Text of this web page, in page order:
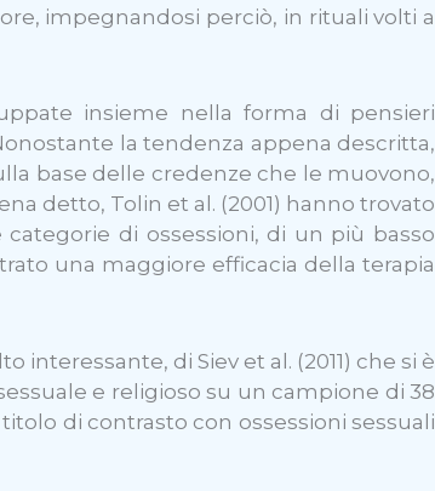
impegnandosi perciò, in rituali volti a
insieme nella forma di pensieri
la tendenza appena descritta,
base delle credenze che le muovono,
detto, Tolin et al. (2001) hanno trovato
di ossessioni, di un più basso
una maggiore efficacia della terapia
di Siev et al. (2011) che si è
e religioso su un campione di 38
titolo di contrasto con ossessioni sessuali